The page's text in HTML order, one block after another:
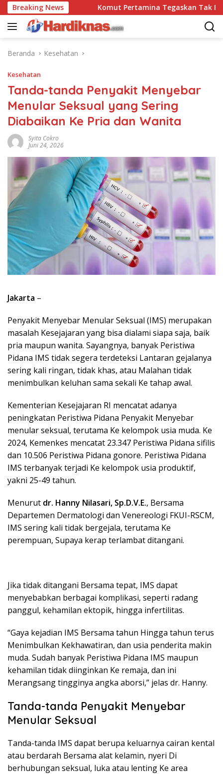
Langsung
ke
konten
Breaking News
Pasgat Komut Pertamina Tegaskan Tak Boleh Ada
Beranda Kesehatan
Kesehatan
Tanda-tanda Penyakit Menyebar
Menular Seksual yang Sering
Diabaikan Ke Pria dan Wanita
Syita Cokro
Juni 24, 2026
Jakarta –
Penyakit Menyebar Menular Seksual (IMS) merupakan
masalah Kesejajaran yang bisa dialami siapa saja, baik
pria maupun wanita. Sayangnya, banyak Peristiwa
Pidana IMS tidak segera terdeteksi Lantaran gejalanya
sering kali ringan, tidak khas, atau Malahan tidak
menimbulkan keluhan sama sekali Ke tahap awal.
Kementerian Kesejajaran RI mencatat adanya
peningkatan Peristiwa Pidana Penyakit Menyebar
menular seksual, terutama Ke kelompok usia muda. Ke
2024, Kemenkes mencatat 23.347 Peristiwa Pidana sifilis
dan 10.506 Peristiwa Pidana gonore. Peristiwa Pidana
IMS terbanyak terjadi Ke kelompok usia produktif,
yakni 25-49 tahun.
Menurut dr. Hanny Nilasari, Sp.D.V.E., Bersama
Departemen Dermatologi dan Venereologi FKUI-RSCM,
IMS sering kali tidak bergejala, terutama Ke
perempuan, Supaya kerap terlambat ditangani.
Jika tidak ditangani Bersama tepat, IMS dapat
menyebabkan berbagai komplikasi, seperti radang
panggul, kehamilan ektopik, hingga infertilitas.
“Gaya kejadian IMS Bersama tahun Hingga tahun terus
Menimbulkan Kekhawatiran, dan usia penderita makin
muda. Sudah banyak Peristiwa Pidana IMS maupun
kehamilan tidak diinginkan Ke remaja, dan ini
Merangsang tingginya angka aborsi,” jelas dr. Hanny.
Tanda-tanda Penyakit Menyebar
Menular Seksual
Tanda-tanda IMS dapat berupa keluarnya cairan kental
atau berdarah Bersama alat kelamin, nyeri Di
berhubungan seksual, luka atau lenting Ke area